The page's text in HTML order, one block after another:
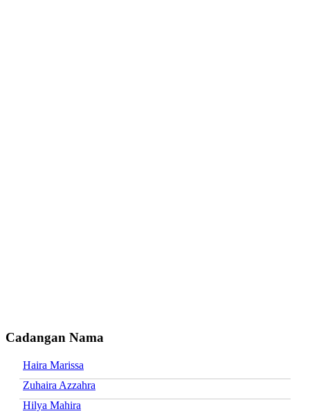
Cadangan Nama
Haira Marissa
Zuhaira Azzahra
Hilya Mahira